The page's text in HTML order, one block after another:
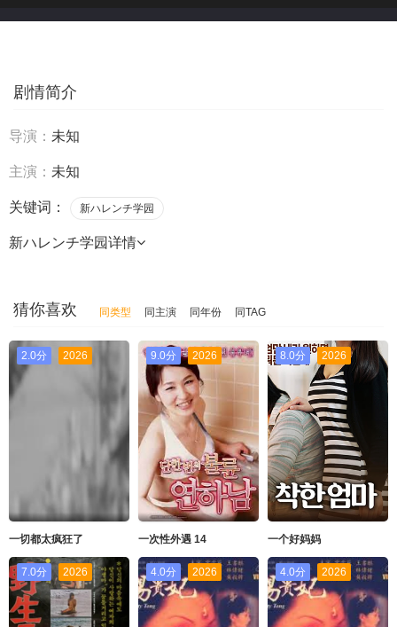
剧情简介
导演： 未知
主演： 未知
关键词： 新ハレンチ学园
新ハレンチ学园详情
猜你喜欢 同类型 同主演 同年份 同TAG
2.0分 2026
一切都太疯狂了
9.0分 2026
一次性外遇 14
8.0分 2026
一个好妈妈
7.0分 2026 4.0分 2026 4.0分 2026